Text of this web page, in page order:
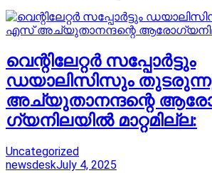
വെന്റിലേറ്റർ സപ്പോർട്ടും
ഡയാലിസിസും
അച്യുതാനന്ദന്റെ
ഗ്യനിലയിൽ മാറ്റമില്ല:
Uncategorized
newsdeskJuly 4, 2025